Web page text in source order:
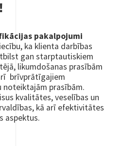
pakalpojumi
ka klienta darbības
gan starptautiskiem
likumdošanas prasībām
brīvprātīgajiem
prasībām.
kvalitātes, veselības un
kā arī efektivitātes
aspektus.